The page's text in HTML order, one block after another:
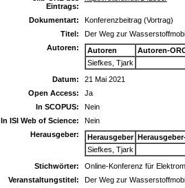
Eintrags:
Dokumentart:
Konferenzbeitrag (Vortrag)
Titel:
Der Weg zur
Autoren:
Autoren
Autoren-
Siefkes, Tjark
Datum:
21 Mai 2021
Open Access:
Ja
In SCOPUS:
Nein
In ISI Web of Science:
Nein
Herausgeber:
Herausgeber
Siefkes, Tjark
Stichwörter:
Online-Konferenz für
Veranstaltungstitel:
Der Weg zur